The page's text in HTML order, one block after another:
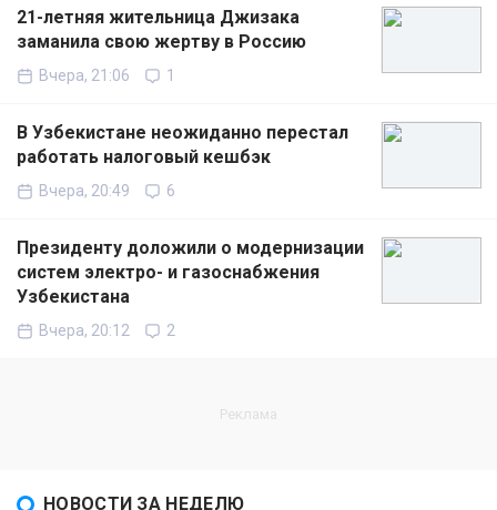
21-летняя жительница Джизака
заманила свою жертву в Россию
Вчера, 21:06 1
В Узбекистане неожиданно перестал
работать налоговый кешбэк
Вчера, 20:49 6
Президенту доложили о модернизации
систем электро- и газоснабжения
Узбекистана
Вчера, 20:12 2
НОВОСТИ ЗА НЕДЕЛЮ